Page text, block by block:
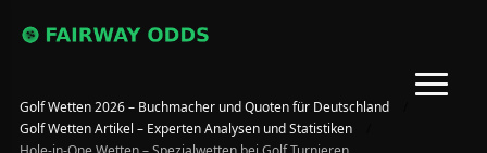
Golf Wetten 2026 – Buchmacher und Quoten für Deutschland
Golf Wetten Artikel – Experten Analysen und Statistiken